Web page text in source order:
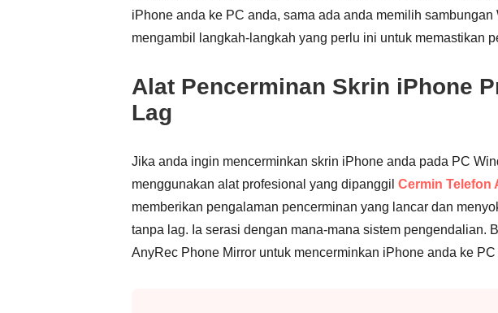
iPhone anda ke PC anda, sama ada anda memilih
mengambil langkah-langkah yang perlu ini untuk memastikan
Alat Pencerminan Skrin iPhone
Lag
Jika anda ingin mencerminkan skrin iPhone anda pada PC
menggunakan alat profesional yang dipanggil Cermin Telefon
memberikan pengalaman pencerminan yang lancar dan
tanpa lag. Ia serasi dengan mana-mana sistem pengendalian.
AnyRec Phone Mirror untuk mencerminkan iPhone anda ke PC